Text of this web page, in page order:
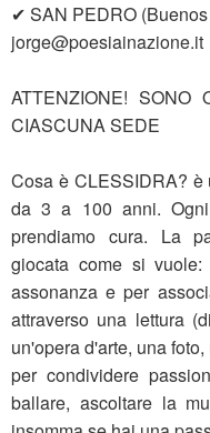
✔ SAN PEDRO
jorge@poesiainazione.it
ATTENZIONE! SONO
CIASCUNA SEDE
Cosa è CLESSIDRA?
da 3 a 100 anni.
prendiamo cura. La
giocata come si
assonanza e per
attraverso una lettura
un'opera d'arte, una
per condividere
ballare, ascoltare la